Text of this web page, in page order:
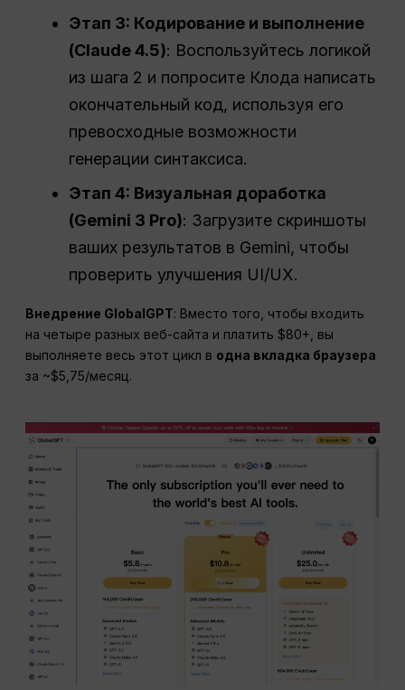
Этап 3: Кодирование и выполнение
(Claude 4.5): Воспользуйтесь логикой
из шага 2 и попросите Клода написать
окончательный код, используя его
превосходные возможности
генерации синтаксиса.
Этап 4: Визуальная доработка
(Gemini 3 Pro): Загрузите скриншоты
ваших результатов в Gemini, чтобы
проверить улучшения UI/UX.
Внедрение GlobalGPT: Вместо того, чтобы входить
на четыре разных веб-сайта и платить $80+, вы
выполняете весь этот цикл в одна вкладка браузера
за ~$5,75/месяц.